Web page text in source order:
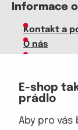
E-shop
prádlo
Aby pro vás
Informace
Kontakt a
O nás
Vrácení
Obchodní